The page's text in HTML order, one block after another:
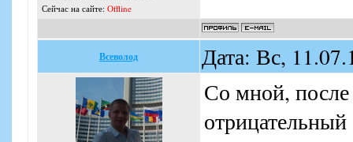
Сейчас на сайте: Offline
Всеволод Дата: Вс,
Со мной, после